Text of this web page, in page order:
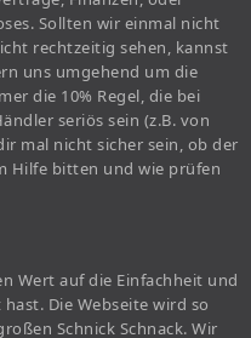
Sollten wir einmal nicht
rechtzeitig sehen, kannst
uns umgehend um die
die 10% Regel, die bei
seriös sein (z.B. von
mal nicht sicher sein, ob der
Hilfe bitten und wie prüfen
Wert auf die Einfachheit und
Die Webseite wird so
Schnick Schnack. Wir